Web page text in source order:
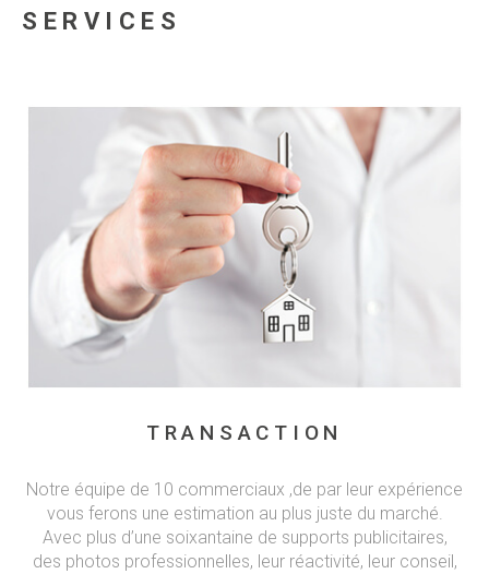
SERVICES
TRANSACTION
Notre équipe de 10 commerciaux ,de par leur expérience
vous ferons une estimation au plus juste du marché.
Avec plus d’une soixantaine de supports publicitaires,
des photos professionnelles, leur réactivité, leur conseil,